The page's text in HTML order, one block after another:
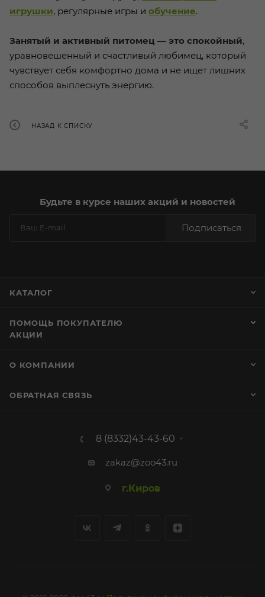
игрушки, регулярные игры и обучение.
Занятый и активный питомец — это спокойный,
уравновешенный и счастливый любимец, который
чувствует себя комфортно дома и не ищет лишних
способов выплеснуть энергию.
НАЗАД К СПИСКУ
Будьте в курсе наших акций и новостей
Подписаться
КАТАЛОГ
ПОМОЩЬ ПОКУПАТЕЛЮ
АКЦИИ
О КОМПАНИИ
ОБРАТНАЯ СВЯЗЬ
8 (8332)43-43-60
zakaz@zoo43.ru
г.Киров